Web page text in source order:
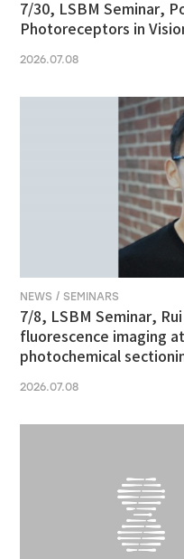
7/30, LSBM Seminar,
Photoreceptors in
2026.07.08
NEWS / SEMINARS
7/8, LSBM Seminar,
fluorescence imaging
photochemical
2026.07.08